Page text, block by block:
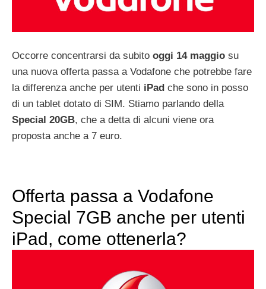
Occorre concentrarsi da subito oggi 14 maggio su
una nuova offerta passa a Vodafone che potrebbe fare
la differenza anche per utenti iPad che sono in posso
di un tablet dotato di SIM. Stiamo parlando della
Special 20GB, che a detta di alcuni viene ora
proposta anche a 7 euro.
Offerta passa a Vodafone
Special 7GB anche per utenti
iPad, come ottenerla?